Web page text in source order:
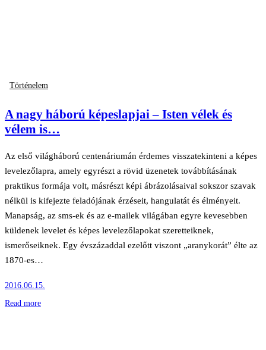
Történelem
A nagy háború képeslapjai – Isten vélek és
vélem is…
Az első világháború centenáriumán érdemes visszatekinteni a képes
levelezőlapra, amely egyrészt a rövid üzenetek továbbításának
praktikus formája volt, másrészt képi ábrázolásaival sokszor szavak
nélkül is kifejezte feladójának érzéseit, hangulatát és élményeit.
Manapság, az sms-ek és az e-mailek világában egyre kevesebben
küldenek levelet és képes levelezőlapokat szeretteiknek,
ismerőseiknek. Egy évszázaddal ezelőtt viszont „aranykorát” élte az
1870-es…
2016.06.15.
Read more